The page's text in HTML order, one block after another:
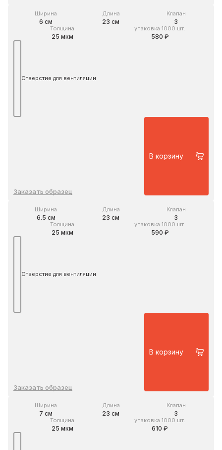
Ширина
6 см
Длина
23 см
Клапан
3
Толщина
25 мкм
упаковка 1000 шт.
580 ₽
Отверстие для вентиляции
Заказать образец
В корзину
Ширина
6.5 см
Длина
23 см
Клапан
3
Толщина
25 мкм
упаковка 1000 шт.
590 ₽
Отверстие для вентиляции
Заказать образец
В корзину
Ширина
7 см
Длина
23 см
Клапан
3
Толщина
25 мкм
упаковка 1000 шт.
610 ₽